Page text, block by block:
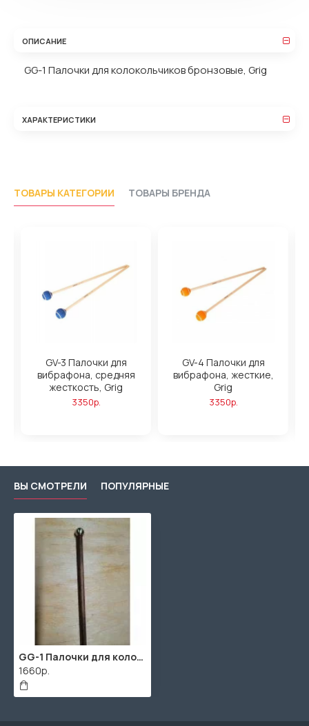
ОПИСАНИЕ
GG-1 Палочки для колокольчиков бронзовые, Grig
ХАРАКТЕРИСТИКИ
ТОВАРЫ КАТЕГОРИИ ТОВАРЫ БРЕНДА
GV-3 Палочки для
вибрафона, средняя
жесткость, Grig
3350р.
GV-4 Палочки для
вибрафона, жесткие,
Grig
3350р.
ВЫ СМОТРЕЛИ ПОПУЛЯРНЫЕ
GG-1 Палочки для колокольчиков бронзовые, Grig
1660р.